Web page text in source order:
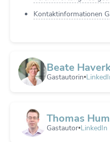
Kontaktinformationen
Beate
Gastautorin•
Thomas
Gastautor•LinkedIn